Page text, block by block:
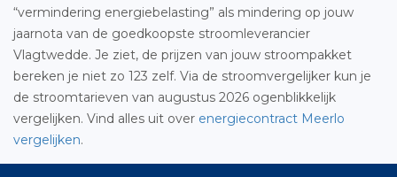
“vermindering energiebelasting” als mindering op jouw
jaarnota van de goedkoopste stroomleverancier
Vlagtwedde. Je ziet, de prijzen van jouw stroompakket
bereken je niet zo 123 zelf. Via de stroomvergelijker kun je
de stroomtarieven van augustus 2026 ogenblikkelijk
vergelijken. Vind alles uit over energiecontract Meerlo
vergelijken.